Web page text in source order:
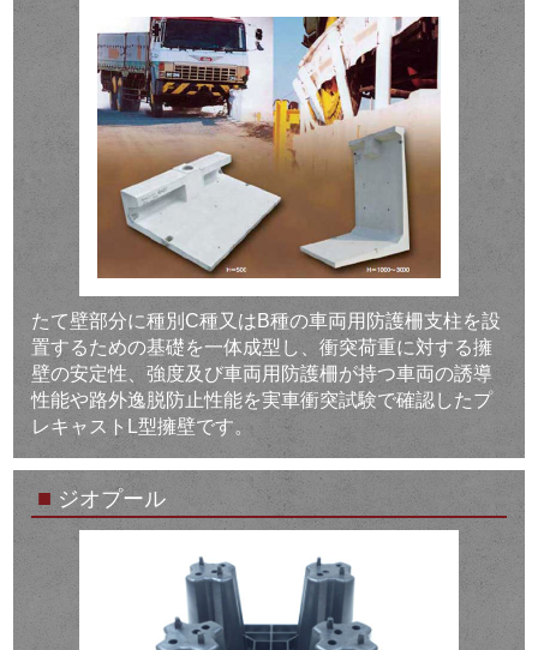
たて壁部分に種別C種又はB種の車両用防護柵支柱を設
置するための基礎を一体成型し、衝突荷重に対する擁
壁の安定性、強度及び車両用防護柵が持つ車両の誘導
性能や路外逸脱防止性能を実車衝突試験で確認したプ
レキャストL型擁壁です。
■ ジオプール